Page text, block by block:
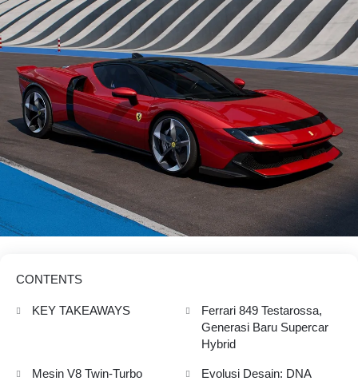
CONTENTS
KEY TAKEAWAYS
Ferrari 849 Testarossa,
Generasi Baru Supercar
Hybrid
Mesin V8 Twin-Turbo
Evolusi Desain: DNA